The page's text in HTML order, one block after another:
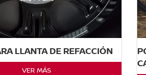
LLANTA DE REFACCIÓN
VER MÁS